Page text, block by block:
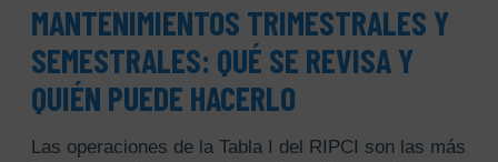
MANTENIMIENTOS TRIMESTRALES Y
SEMESTRALES: QUÉ SE REVISA Y
QUIÉN PUEDE HACERLO
Las operaciones de la Tabla I del RIPCI son las más